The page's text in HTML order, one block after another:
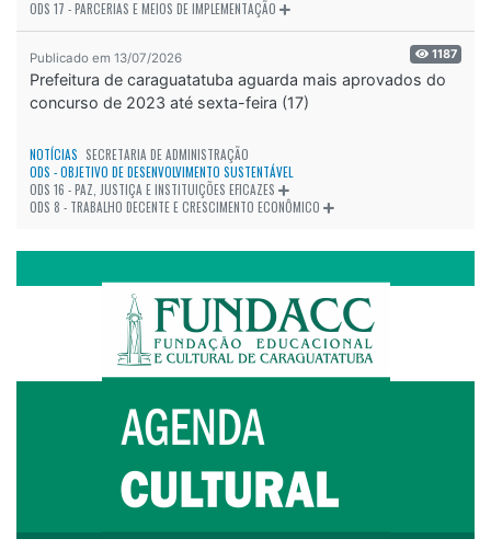
ODS 17 - PARCERIAS E MEIOS DE IMPLEMENTAÇÃO
Publicado em 13/07/2026 1187
Prefeitura de caraguatatuba aguarda mais aprovados do
concurso de 2023 até sexta-feira (17)
NOTÍCIAS SECRETARIA DE ADMINISTRAÇÃO
ODS - OBJETIVO DE DESENVOLVIMENTO SUSTENTÁVEL
ODS 16 - PAZ, JUSTIÇA E INSTITUIÇÕES EFICAZES
ODS 8 - TRABALHO DECENTE E CRESCIMENTO ECONÔMICO